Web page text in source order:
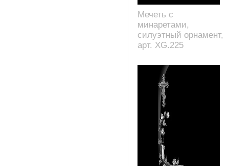
Мечеть с
минаретами,
силуэтный орнамент,
арт. XG.225